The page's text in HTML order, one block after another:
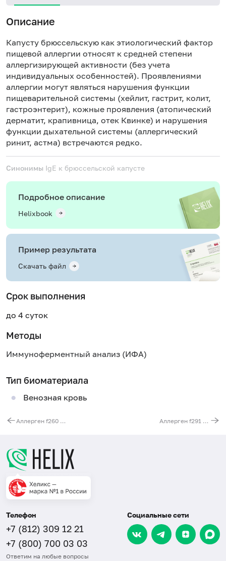
Описание
Капусту брюссельскую как этиологический фактор
пищевой аллергии относят к средней степени
аллергизирующей активности (без учета
индивидуальных особенностей). Проявлениями
аллергии могут являться нарушения функции
пищеварительной системы (хейлит, гастрит, колит,
гастроэнтерит), кожные проявления (атопический
дерматит, крапивница, отек Квинке) и нарушения
функции дыхательной системы (аллергический
ринит, астма) встречаются редко.
Синонимы IgE к брюссельской капусте
Подробное описание
Helixbook
Пример результата
Скачать файл
Срок выполнения
до 4 суток
Методы
Иммуноферментный анализ (ИФА)
Тип биоматериала
Венозная кровь
Аллерген f260 - капуста брокколи, IgE Аллерген f291 - капуста цветная, IgE
Телефон
+7 (812) 309 12 21
+7 (800) 700 03 03
Ответим на любые вопросы
Социальные сети